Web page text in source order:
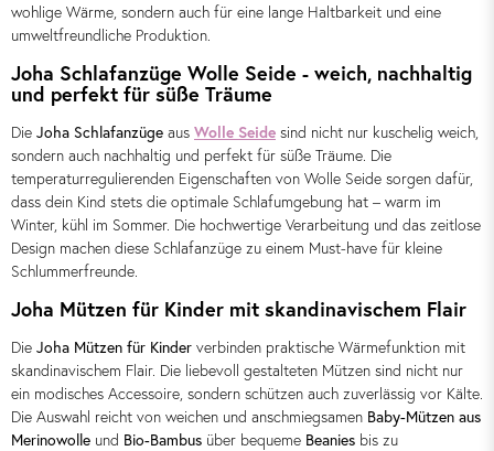
wohlige Wärme, sondern auch für eine lange Haltbarkeit und eine
umweltfreundliche Produktion.
Joha Schlafanzüge Wolle Seide - weich, nachhaltig
und perfekt für süße Träume
Die Joha Schlafanzüge aus Wolle Seide sind nicht nur kuschelig weich,
sondern auch nachhaltig und perfekt für süße Träume. Die
temperaturregulierenden Eigenschaften von Wolle Seide sorgen dafür,
dass dein Kind stets die optimale Schlafumgebung hat – warm im
Winter, kühl im Sommer. Die hochwertige Verarbeitung und das zeitlose
Design machen diese Schlafanzüge zu einem Must-have für kleine
Schlummerfreunde.
Joha Mützen für Kinder mit skandinavischem Flair
Die Joha Mützen für Kinder verbinden praktische Wärmefunktion mit
skandinavischem Flair. Die liebevoll gestalteten Mützen sind nicht nur
ein modisches Accessoire, sondern schützen auch zuverlässig vor Kälte.
Die Auswahl reicht von weichen und anschmiegsamen Baby-Mützen aus
Merinowolle und Bio-Bambus über bequeme Beanies bis zu